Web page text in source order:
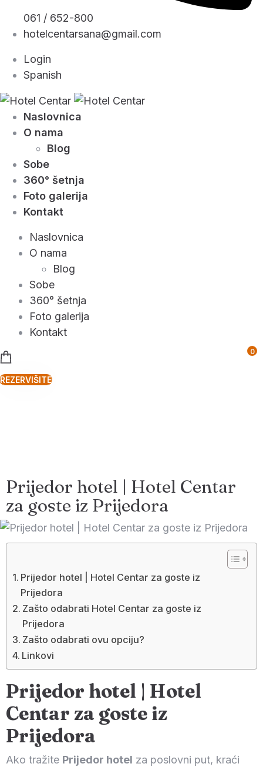
061 / 652-800
hotelcentarsana@gmail.com
Login
Spanish
Naslovnica
O nama
Blog
Sobe
360° šetnja
Foto galerija
Kontakt
Naslovnica
O nama
Blog
Sobe
360° šetnja
Foto galerija
Kontakt
0
REZERVIŠITE
Prijedor hotel | Hotel Centar
za goste iz Prijedora
Prijedor hotel | Hotel Centar za goste iz
Prijedora
Zašto odabrati Hotel Centar za goste iz
Prijedora
Zašto odabrati ovu opciju?
Linkovi
Prijedor hotel | Hotel
Centar za goste iz
Prijedora
Ako tražite Prijedor hotel za poslovni put, kraći